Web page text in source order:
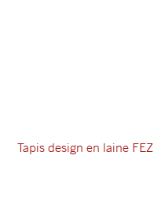
Tapis design en laine FEZ